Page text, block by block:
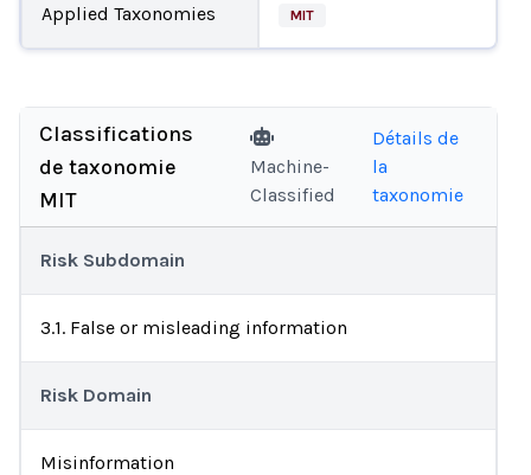
Applied Taxonomies MIT
Classifications
de taxonomie
MIT
Machine-
Classified
Détails de
la
taxonomie
Risk Subdomain
3.1. False or misleading information
Risk Domain
Misinformation